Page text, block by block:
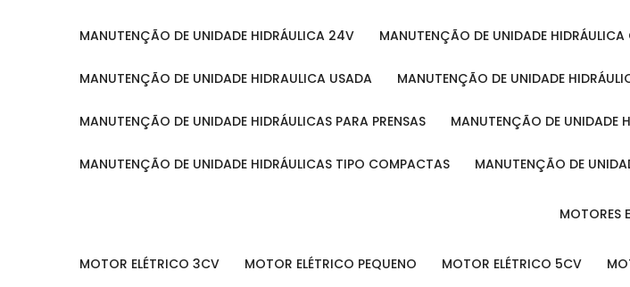
MANUTENÇÃO DE UNIDADE HIDRÁULICA 24V MANUTENÇÃO DE UNIDADE
MANUTENÇÃO DE UNIDADE HIDRAULICA USADA MANUTENÇÃO DE UNIDADE
MANUTENÇÃO DE UNIDADE HIDRÁULICAS PARA PRENSAS MANUTENÇÃO DE UNIDADE
MANUTENÇÃO DE UNIDADE HIDRÁULICAS TIPO COMPACTAS MANUTENÇÃO DE
MOTORES
MOTOR ELÉTRICO 3CV MOTOR ELÉTRICO PEQUENO MOTOR ELÉTRICO 5CV